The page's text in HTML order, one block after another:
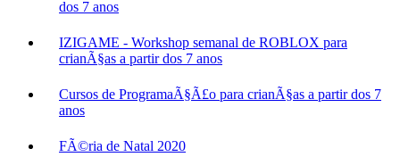
dos 7 anos
IZIGAME - Workshop semanal de ROBLOX para
crianÃ§as a partir dos 7 anos
Cursos de ProgramaÃ§Ã£o para crianÃ§as a partir dos 7
anos
FÃ©ria de Natal 2020